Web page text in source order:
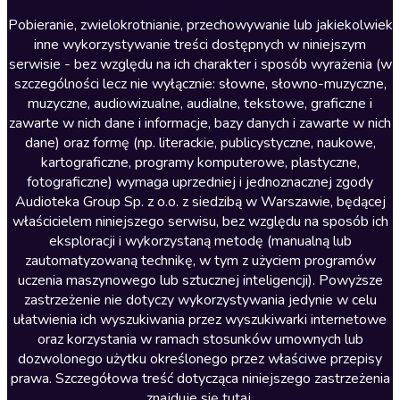
Literatura anglojęzyczna
Literatura faktu
Literatura obyczajowa
Literatura piękna obca
Literatura piękna polska
Nagrania relaksacyjne
Nauka języków
Nauki humanistyczne
Podcasty i audycje
Polityka
Prasa
Religia
Romans
Pobieranie, zwielokrotnianie, przechowywanie lub jakiekolwiek
inne wykorzystywanie treści dostępnych w niniejszym
serwisie - bez względu na ich charakter i sposób wyrażenia (w
szczególności lecz nie wyłącznie: słowne, słowno-muzyczne,
muzyczne, audiowizualne, audialne, tekstowe, graficzne i
zawarte w nich dane i informacje, bazy danych i zawarte w nich
dane) oraz formę (np. literackie, publicystyczne, naukowe,
kartograficzne, programy komputerowe, plastyczne,
fotograficzne) wymaga uprzedniej i jednoznacznej zgody
Audioteka Group Sp. z o.o. z siedzibą w Warszawie, będącej
właścicielem niniejszego serwisu, bez względu na sposób ich
eksploracji i wykorzystaną metodę (manualną lub
zautomatyzowaną technikę, w tym z użyciem programów
uczenia maszynowego lub sztucznej inteligencji). Powyższe
zastrzeżenie nie dotyczy wykorzystywania jedynie w celu
ułatwienia ich wyszukiwania przez wyszukiwarki internetowe
oraz korzystania w ramach stosunków umownych lub
dozwolonego użytku określonego przez właściwe przepisy
prawa. Szczegółowa treść dotycząca niniejszego zastrzeżenia